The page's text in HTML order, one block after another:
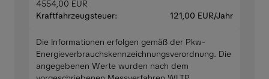
4554,00 EUR
Kraftfahrzeugsteuer:
121,00 EUR/Jahr
Die Informationen erfolgen gemäß der Pkw-
Energieverbrauchskennzeichnungsverordnung. Die
angegebenen Werte wurden nach dem